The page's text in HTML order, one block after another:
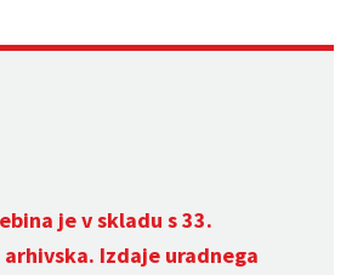
je v skladu s 33.
arhivska. Izdaje uradnega